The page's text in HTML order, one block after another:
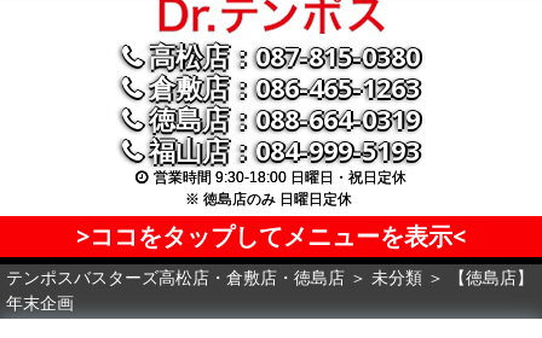
高松店：087-815-0380
倉敷店：086-465-1263
徳島店：088-664-0319
福山店：084-999-5193
営業時間 9:30-18:00 日曜日・祝日定休
※ 徳島店のみ 日曜日定休
>ココをタップしてメニューを表示<
テンポスバスターズ高松店・倉敷店・徳島店 ＞ 未分類 ＞
【徳島店】
年末企画